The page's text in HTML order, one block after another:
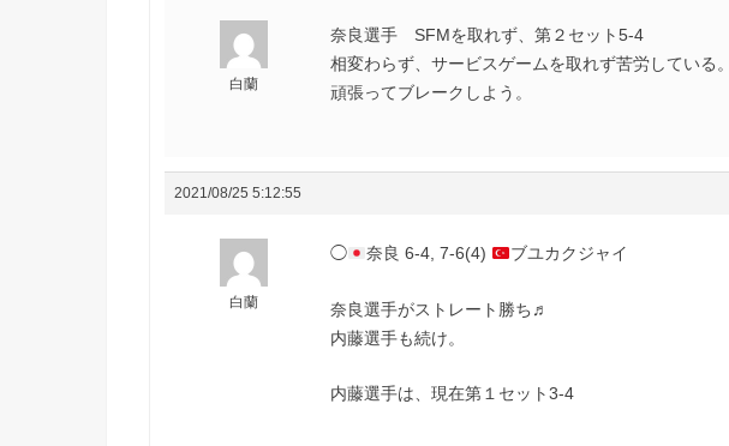
白蘭
奈良選手 SFMを取れず、第２セット5-4
相変わらず、サービスゲームを取れず苦労している。
頑張ってブレークしよう。
2021/08/25 5:12:55
白蘭
◯ 奈良 6-4, 7-6(4) ブユカクジャイ
奈良選手がストレート勝ち♬
内藤選手も続け。
内藤選手は、現在第１セット3-4